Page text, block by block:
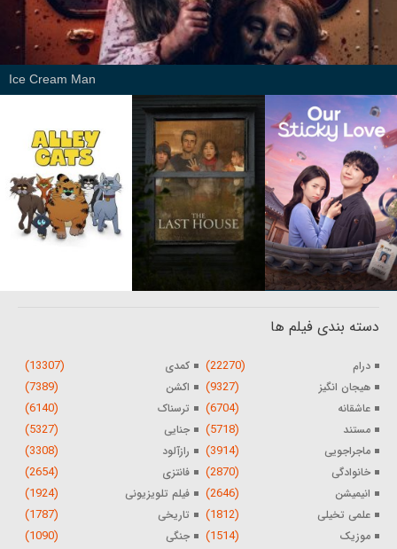
Ice Cream Man
دسته بندی فیلم ها
درام (22270) کمدی (13307)
هیجان انگیز (9327) اکشن (7389)
عاشقانه (6704) ترسناک (6140)
مستند (5718) جنایی (5327)
ماجراجویی (3914) رازآلود (3308)
خانوادگی (2870) فانتزی (2654)
انیمیشن (2646) فیلم تلویزیونی (1924)
علمی تخیلی (1812) تاریخی (1787)
موزیک (1514) جنگی (1090)